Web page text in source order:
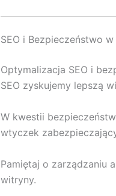
SEO i Bezpieczeństwo
Optymalizacja SEO i
SEO zyskujemy lepszą
W kwestii
wtyczek
Pamiętaj o zarządzaniu
witryny.